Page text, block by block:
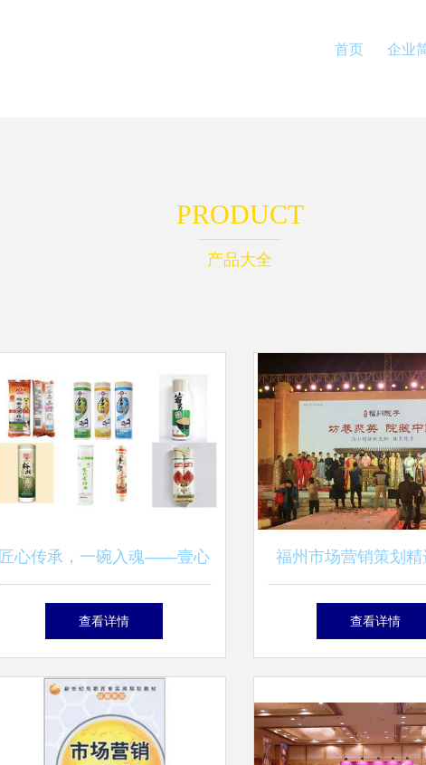
首页 企业
PRODUCT
产品大全
匠心传承，一碗入魂——壹心
和力手工抻面市场营销全案
查看详情
福州市场营销策划精
活动与品牌营销公
查看详情